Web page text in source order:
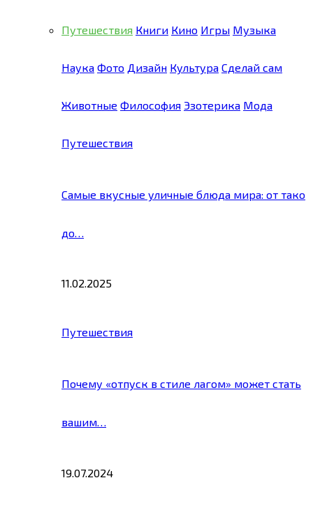
Путешествия Книги Кино Игры Музыка
Наука Фото Дизайн Культура Сделай сам
Животные Философия Эзотерика Мода
Путешествия
Самые вкусные уличные блюда мира: от тако
до…
11.02.2025
Путешествия
Почему «отпуск в стиле лагом» может стать
вашим…
19.07.2024